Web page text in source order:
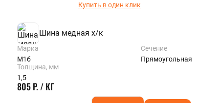
Купить в один клик
Шина медная х/к
Марка
М1б
Сечение
Прямоугольная
Толщина, мм
1,5
805 Р. / КГ